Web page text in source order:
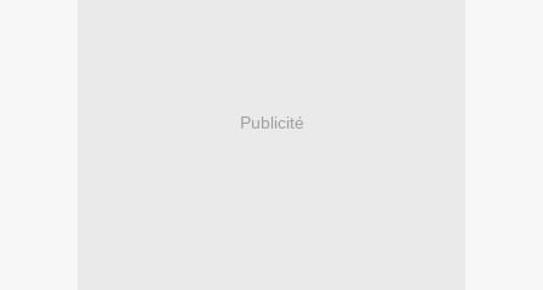
Publicité